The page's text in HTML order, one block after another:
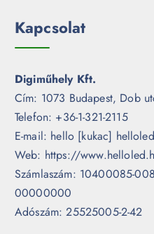
Kapcsolat
Digiműhely Kft.
Cím: 1073 Budapest, Dob
Telefon: +36-1-321-2115
E-mail: hello [kukac]
Web: https://
Számlaszám: 10400085-
00000000
Adószám: 25525005-2-42